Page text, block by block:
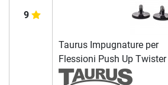
9
Taurus Impugnature per
Flessioni Push Up Twister